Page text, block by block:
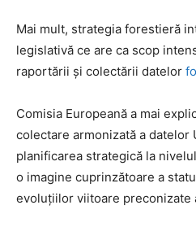
Mai mult, strategia forestieră
legislativă ce are ca scop
raportării și colectării datelor
Comisia Europeană a mai
colectare armonizată a datelor
planificarea strategică la
o imagine cuprinzătoare a
evoluțiilor viitoare preconizate